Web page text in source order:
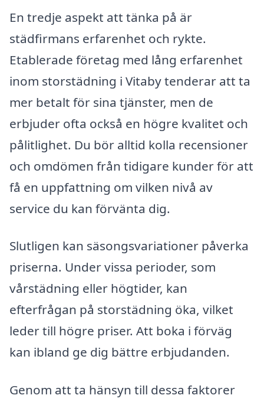
En tredje aspekt att tänka på är
städfirmans erfarenhet och rykte.
Etablerade företag med lång erfarenhet
inom storstädning i Vitaby tenderar att ta
mer betalt för sina tjänster, men de
erbjuder ofta också en högre kvalitet och
pålitlighet. Du bör alltid kolla recensioner
och omdömen från tidigare kunder för att
få en uppfattning om vilken nivå av
service du kan förvänta dig.
Slutligen kan säsongsvariationer påverka
priserna. Under vissa perioder, som
vårstädning eller högtider, kan
efterfrågan på storstädning öka, vilket
leder till högre priser. Att boka i förväg
kan ibland ge dig bättre erbjudanden.
Genom att ta hänsyn till dessa faktorer